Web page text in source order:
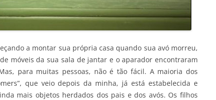
a montar sua própria casa quando sua avó morreu,
móveis da sua sala de jantar e o aparador encontraram
para muitas pessoas, não é tão fácil. A maioria dos
que veio depois da minha, já está estabelecida e
mais objetos herdados dos pais e dos avós. Os filhos